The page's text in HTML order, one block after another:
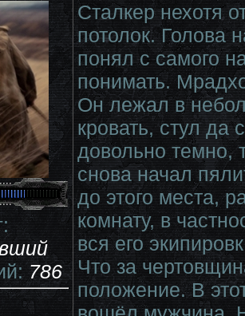
786
Сталкер нехотя
потолок. Голова
понял с самого
понимать.
Он лежал в
кровать, стул да
довольно темно,
снова начал
до этого места,
комнату, в
вся его
Что за
положение. В